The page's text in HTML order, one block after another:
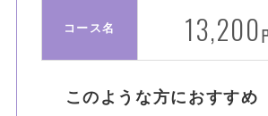
コース名 13,200
このような方におすすめ